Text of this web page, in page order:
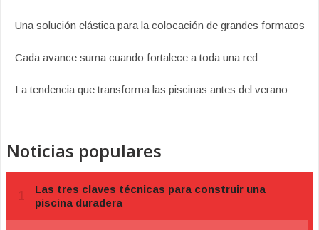
Una solución elástica para la colocación de grandes formatos
Cada avance suma cuando fortalece a toda una red
La tendencia que transforma las piscinas antes del verano
Noticias populares